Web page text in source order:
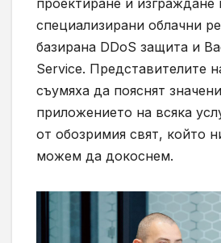
специализирани облачни
базирана DDoS защита и
Service. Представителите
съумяха да пояснят
приложението на всяка
от обозримия свят, който
можем да докоснем.